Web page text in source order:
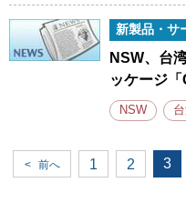
新製品・サ
NSW、台
ッケージ
NSW
< 前へ 1 2 3